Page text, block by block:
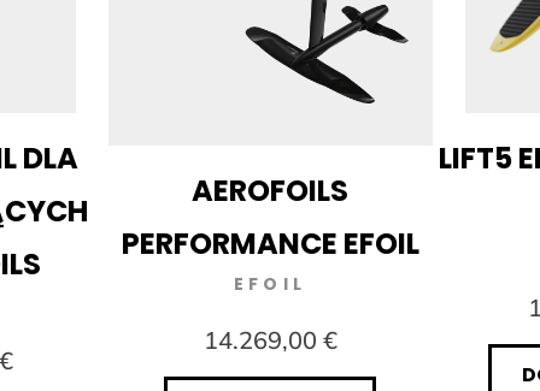
DLA
AEROFOILS
PERFORMANCE EFOIL
EFOIL
14.269,00 €
LIFT5